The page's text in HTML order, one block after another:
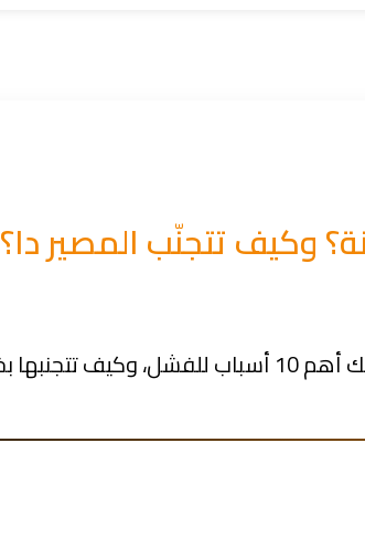
وكيف تتجنّب المصير دا؟
ومدروسة.